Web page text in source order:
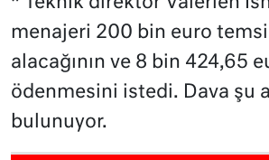
menajeri 200 bin euro
alacağının ve 8 bin 424,65
ödenmesini istedi. Dava şu
bulunuyor.